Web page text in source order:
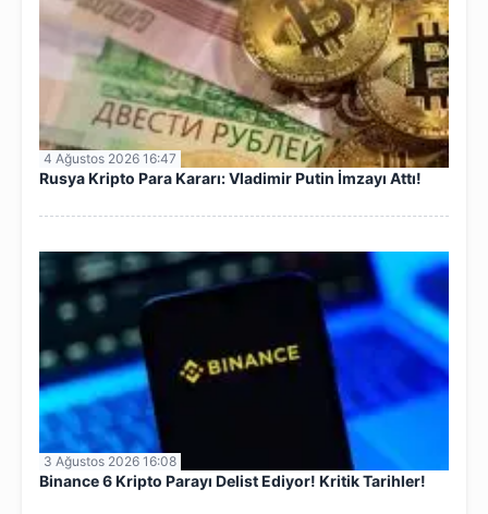
4 Ağustos 2026 16:47
Rusya Kripto Para Kararı: Vladimir Putin İmzayı Attı!
3 Ağustos 2026 16:08
Binance 6 Kripto Parayı Delist Ediyor! Kritik Tarihler!